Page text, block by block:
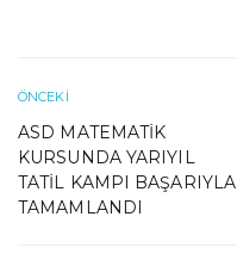
ÖNCEKI
ASD MATEMATIK
KURSUNDA YARIYIL
TATIL KAMPI BAŞARIYLA
TAMAMLANDI